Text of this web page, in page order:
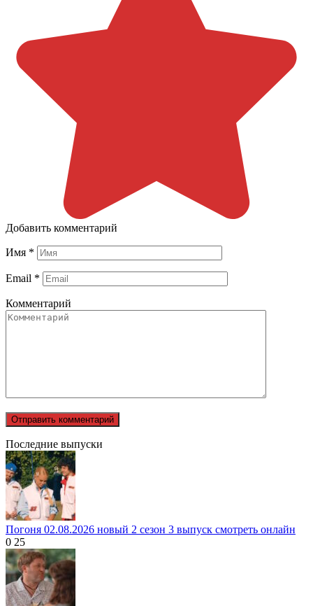
Добавить комментарий
Имя *
Email *
Комментарий
Последние выпуски
Погоня 02.08.2026 новый 2 сезон 3 выпуск смотреть онлайн
0 25